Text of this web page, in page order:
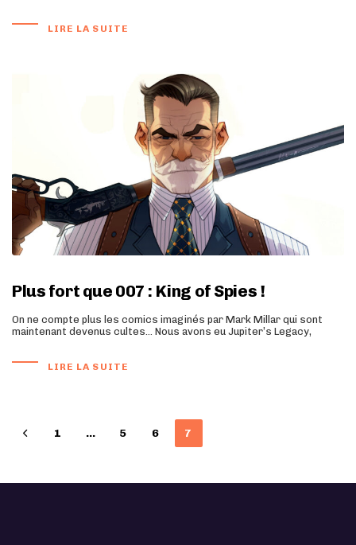
LIRE LA SUITE
Plus fort que 007 : King of Spies !
On ne compte plus les comics imaginés par Mark Millar qui sont
maintenant devenus cultes… Nous avons eu Jupiter’s Legacy,
LIRE LA SUITE
1 … 5 6 7